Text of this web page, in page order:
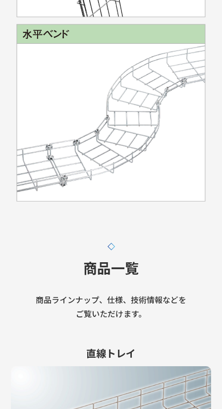
商品一覧
商品ラインナップ、仕様、技術情報などを
ご覧いただけます。
直線トレイ